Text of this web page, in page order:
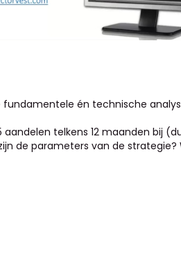
fundamentele én technische
aandelen telkens 12 maanden bij
de parameters van de